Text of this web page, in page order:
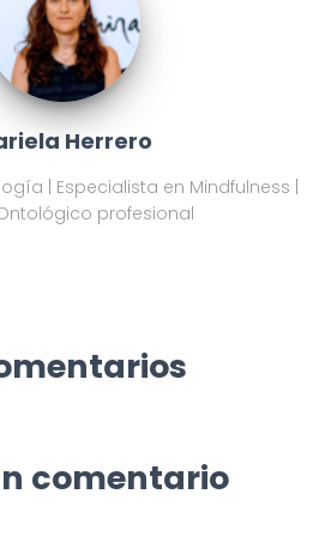
Herrero
| Especialista en Mindfulness |
profesional
comentario